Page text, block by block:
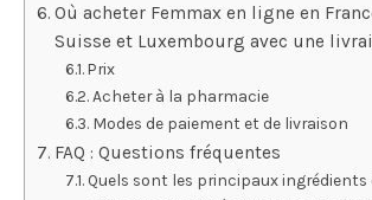
Où acheter Femmax en ligne en
Suisse et Luxembourg avec une
Prix
Acheter à la pharmacie
Modes de paiement et de livraison
FAQ : Questions fréquentes
Quels sont les principaux ingrédients